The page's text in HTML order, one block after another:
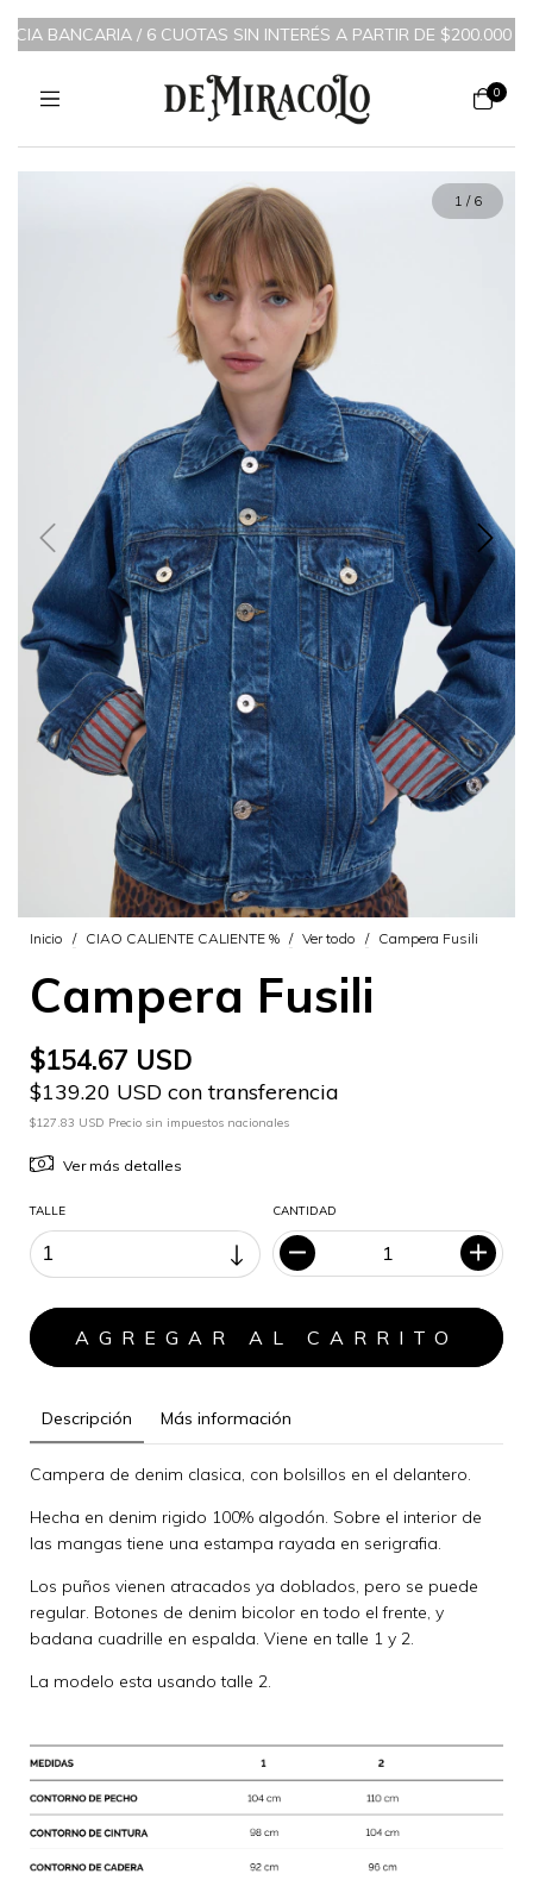
BANCARIA/6 CUOTAS SIN INTERÉS A PARTIR DE $200.000 / 3
0
1 / 6
Inicio / CIAO CALIENTE CALIENTE % / Ver todo / Campera Fusili
Campera Fusili
$154.67 USD
$139.20 USD con transferencia
$127.83 USD Precio sin impuestos nacionales
Ver más detalles
TALLE CANTIDAD
Descripción Más información
Campera de denim clasica, con bolsillos en el delantero.
Hecha en denim rigido 100% algodón. Sobre el interior de
las mangas tiene una estampa rayada en serigrafia.
Los puños vienen atracados ya doblados, pero se puede
regular. Botones de denim bicolor en todo el frente, y
badana cuadrille en espalda. Viene en talle 1 y 2.
La modelo esta usando talle 2.